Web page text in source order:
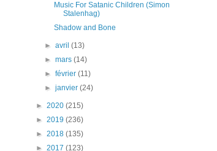
Music For Satanic Children (Simon
Stalenhag)
Shadow and Bone
►avril(13)
►mars(14)
►février(11)
►janvier(24)
► 2020 (215)
► 2019 (236)
► 2018 (135)
► 2017 (123)